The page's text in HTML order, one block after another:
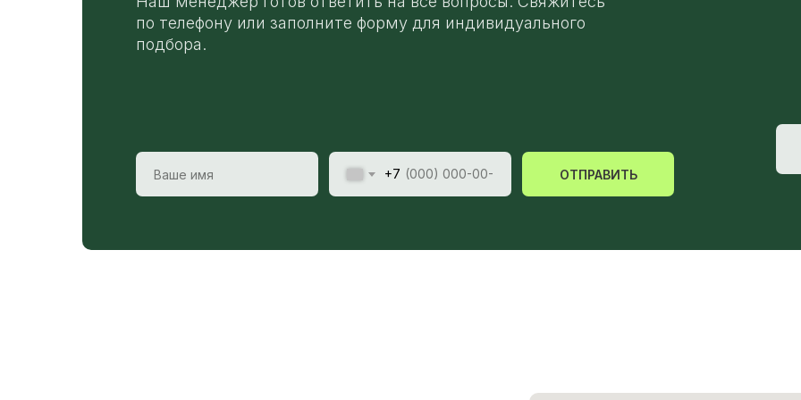
по телефону или заполните форму для индивидуального
подбора.
+7 ОТПРАВИТЬ